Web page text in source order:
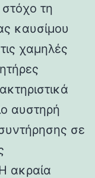
τη
καυσίμου
χαμηλές
αυστηρή
σε
ακραία